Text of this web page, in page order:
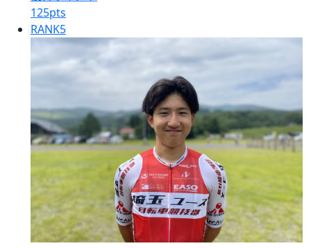
125pts
RANK5